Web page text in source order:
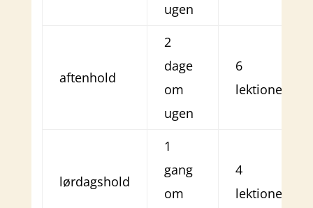
ugen
aftenhold
2
dage
om
ugen
6
lektioner
lørdagshold
1
gang
om
4
lektioner